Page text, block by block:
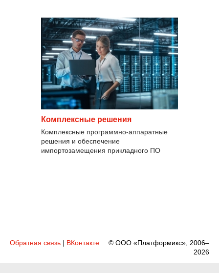
Комплексные решения
Комплексные программно-аппаратные
решения и обеспечение
импортозамещения прикладного ПО
Обратная связь | ВКонтакте
© ООО «Платформикс», 2006–
2026